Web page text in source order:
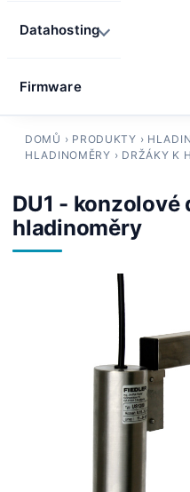
DOMŮ › PRODUKTY ›
HLADINOMĚRY › DRŽÁKY K
DU1 - konzolové
hladinoměry
Datahosting
Firmware